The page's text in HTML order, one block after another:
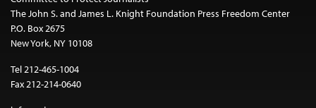
The John S. and James L. Knight Foundation Press Freedom Center
P.O. Box 2675
New York, NY 10108
Tel 212-465-1004
Fax 212-214-0640